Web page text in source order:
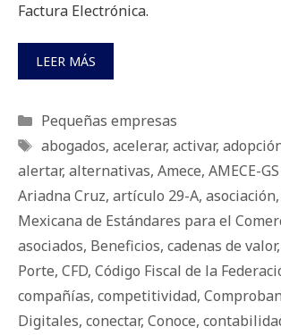
Factura Electrónica.
LEER MÁS
Categorías
Pequeñas empresas
Etiquetas
abogados, acelerar, activar,
alertar, alternativas, Amece, AMECE-
Ariadna Cruz, artículo 29-A, asociación,
Mexicana de Estándares para el
asociados, Beneficios, cadenas de valor,
Porte, CFD, Código Fiscal de la
compañías, competitividad,
Digitales, conectar, Conoce,